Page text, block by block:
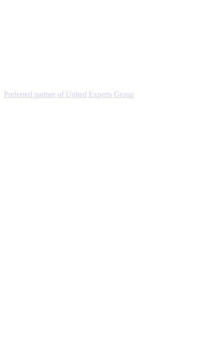
Preferred partner of United Experts Group